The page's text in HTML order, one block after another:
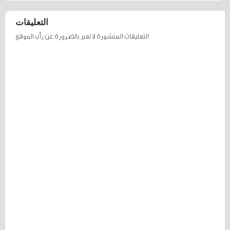
التعليقات
التعليقات المنشورة لا تعبر بالضرورة عن رأي الموقع